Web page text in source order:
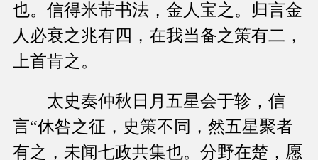
也。信得米芾书法，金人宝之。归言金
人必衰之兆有四，在我当备之策有二，
上首肯之。
太史奏仲秋日月五星会于轸，信
言“休咎之征，史策不同，然五星聚者
有之，未闻七政共集也。分野在楚，愿